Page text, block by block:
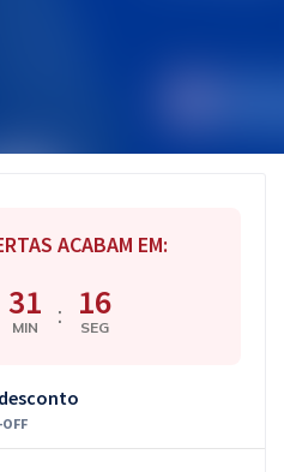
ACABAM EM:
31
MIN : 15
SEG